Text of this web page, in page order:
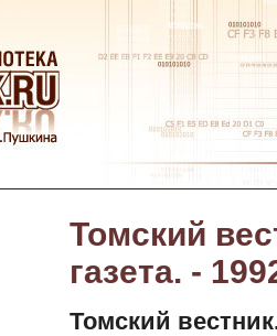
Томский
газета. -
Томский